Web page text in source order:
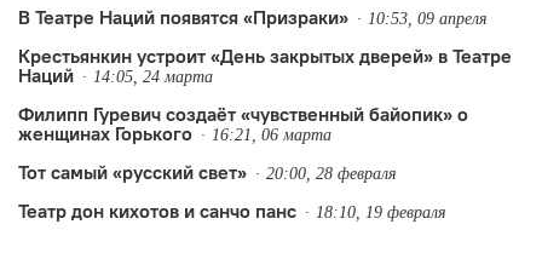
В Театре Наций появятся «Призраки» 10:53, 09 апреля
Крестьянкин устроит «День закрытых дверей» в Театре
Наций
14:05, 24 марта
Филипп Гуревич создаёт «чувственный байопик» о
женщинах Горького
16:21, 06 марта
Тот самый «русский свет» 20:00, 28 февраля
Театр дон кихотов и санчо панс 18:10, 19 февраля